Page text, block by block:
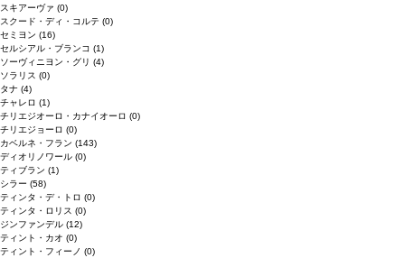
スキアーヴァ (0)
スクード・ディ・コルテ (0)
セミヨン (16)
セルシアル・ブランコ (1)
ソーヴィニヨン・グリ (4)
ソラリス (0)
タナ (4)
チャレロ (1)
チリエジオーロ・カナイオーロ (0)
チリエジョーロ (0)
カベルネ・フラン (143)
ディオリノワール (0)
ティブラン (1)
シラー (58)
ティンタ・デ・トロ (0)
ティンタ・ロリス (0)
ジンファンデル (12)
ティント・カオ (0)
ティント・フィーノ (0)